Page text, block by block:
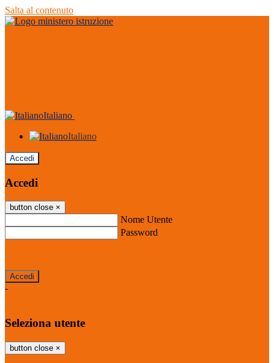
Salta al contenuto
Italiano
Italiano
Accedi
Accedi
button close ×
Nome Utente
Password
-
Seleziona utente
button close ×